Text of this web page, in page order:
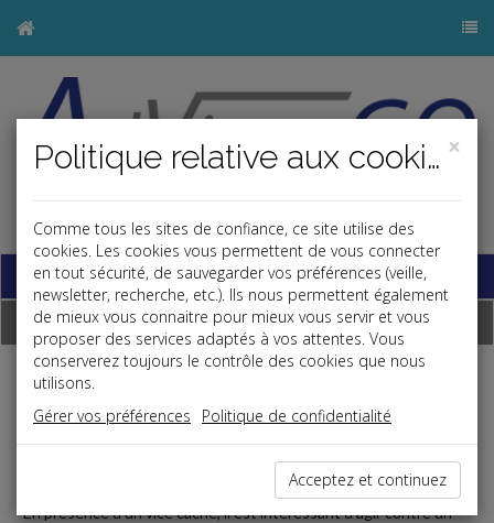
Base documentaire
Dépêches
Vie des affaires
VICE CACHÉ ET DÉPÔT-VENTE
En présence d'un vice caché, il est intéressant d'agir contre un
×
Politique relative aux cookies
Comme tous les sites de confiance, ce site utilise des
cookies. Les cookies vous permettent de vous connecter
en tout sécurité, de sauvegarder vos préférences (veille,
newsletter, recherche, etc.). Ils nous permettent également
de mieux vous connaitre pour mieux vous servir et vous
proposer des services adaptés à vos attentes. Vous
conserverez toujours le contrôle des cookies que nous
utilisons.
Gérer vos préférences
Politique de confidentialité
Acceptez et continuez